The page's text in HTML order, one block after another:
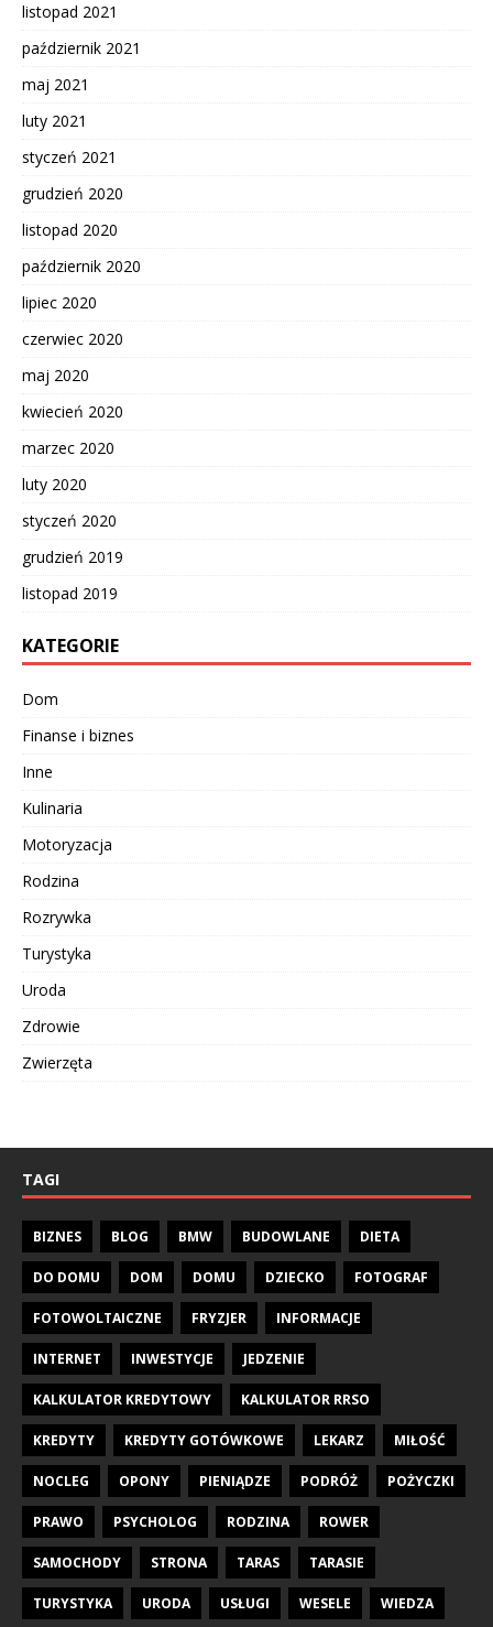
listopad 2021
październik 2021
maj 2021
luty 2021
styczeń 2021
grudzień 2020
listopad 2020
październik 2020
lipiec 2020
czerwiec 2020
maj 2020
kwiecień 2020
marzec 2020
luty 2020
styczeń 2020
grudzień 2019
listopad 2019
KATEGORIE
Dom
Finanse i biznes
Inne
Kulinaria
Motoryzacja
Rodzina
Rozrywka
Turystyka
Uroda
Zdrowie
Zwierzęta
TAGI
BIZNES BLOG BMW BUDOWLANE DIETA
DO DOMU DOM DOMU DZIECKO FOTOGRAF
FOTOWOLTAICZNE FRYZJER INFORMACJE
INTERNET INWESTYCJE JEDZENIE
KALKULATOR KREDYTOWY KALKULATOR RRSO
KREDYTY KREDYTY GOTÓWKOWE LEKARZ MIŁOŚĆ
NOCLEG OPONY PIENIĄDZE PODRÓŻ POŻYCZKI
PRAWO PSYCHOLOG RODZINA ROWER
SAMOCHODY STRONA TARAS TARASIE
TURYSTYKA URODA USŁUGI WESELE WIEDZA